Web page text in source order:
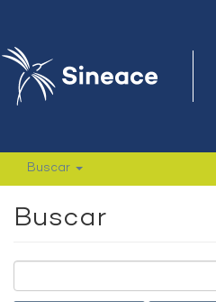
Buscar
Buscar